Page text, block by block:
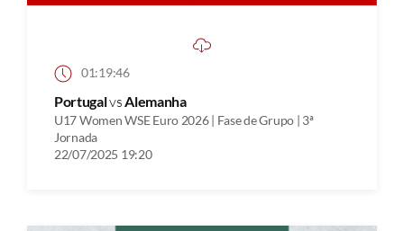
01:19:46
PortugalvsAlemanha
U17 Women WSE Euro 2026 | Fase de Grupo | 3ª
Jornada
22/07/2025 19:20